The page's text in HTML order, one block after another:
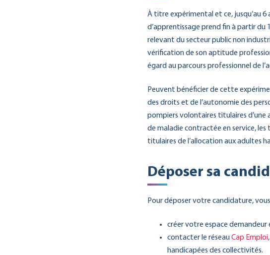
À titre expérimental et ce, jusqu’au
d’apprentissage prend fin à partir
relevant du secteur public non
vérification de son aptitude
égard au parcours professionnel de
Peuvent bénéficier de cette
des droits et de l’autonomie des
pompiers volontaires titulaires d’une
de maladie contractée en service,
titulaires de l’allocation aux adultes
Déposer sa
Pour déposer votre candidature,
créer votre espace
contacter le réseauCap Emploi
handicapées des collectivités.